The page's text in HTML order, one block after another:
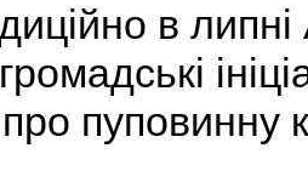
в липні
про пуповинну